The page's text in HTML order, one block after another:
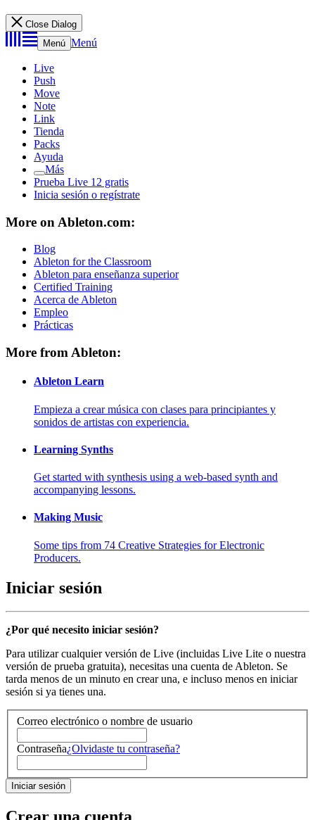
Close Dialog
Menú Menú
Live
Push
Move
Note
Link
Tienda
Packs
Ayuda
Más
Prueba Live 12 gratis
Inicia sesión o regístrate
More on Ableton.com:
Blog
Ableton for the Classroom
Ableton para enseñanza superior
Certified Training
Acerca de Ableton
Empleo
Prácticas
More from Ableton:
Ableton Learn
Empieza a crear música con clases para principiantes y
sonidos de artistas con experiencia.
Learning Synths
Get started with synthesis using a web-based synth and
accompanying lessons.
Making Music
Some tips from 74 Creative Strategies for Electronic
Producers.
Iniciar sesión
¿Por qué necesito iniciar sesión?
Para utilizar cualquier versión de Live (incluidas Live Lite o nuestra
versión de prueba gratuita), necesitas una cuenta de Ableton. Se
tarda menos de un minuto en crear una, e incluso menos en iniciar
sesión si ya tienes una.
Correo electrónico o nombre de usuario
Contraseña¿Olvidaste tu contraseña?